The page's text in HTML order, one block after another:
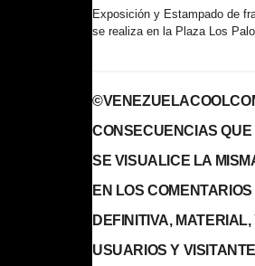
Exposición y Estampado de
se realiza en la Plaza Los
CONSECUENCIAS
SE VISUALICE LA
EN LOS
DEFINITIVA,
USUARIOS Y